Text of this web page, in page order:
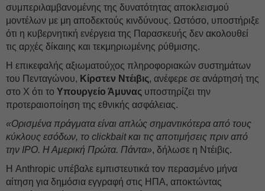
συμπεριλαμβανομένης της δυνατότητας αποκλεισμού
μοντέλων με μη αποδεκτούς κινδύνους. Ωστόσο, υποστήριξε
ότι η κυβερνητική ενέργεια της Παρασκευής δεν ακολουθεί
τις αρχές δίκαιης και τεκμηριωμένης ρύθμισης.
Η επικεφαλής αξιωματούχος πληροφοριακών συστημάτων
του Πενταγώνου, Κίρστεν Ντέιβις, ανέφερε σε ανάρτησή της
στο X ότι το Υπουργείο Άμυνας υποστηρίζει την
προτεραιοποίηση της εθνικής ασφάλειας.
«Ορισμένα πράγματα είναι απλώς σημαντικότερα από τους
κύκλους εσόδων, το clickbait και τις αποτιμήσεις πριν από
την IPO. Η Αμερική Πρώτα. Πάντα», δήλωσε η Ντέιβις.
Η Anthropic υπέβαλε εμπιστευτικά τον περασμένο μήνα
αίτηση για δημόσια εγγραφή στις ΗΠΑ, αποκτώντας